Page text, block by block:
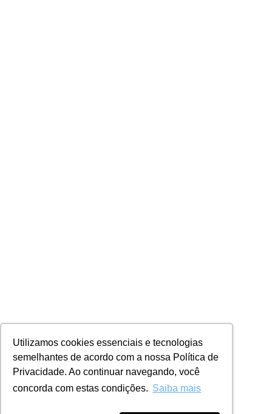
Utilizamos cookies essenciais e tecnologias
semelhantes de acordo com a nossa Política de
Privacidade. Ao continuar navegando, você
concorda com estas condições. Saiba mais